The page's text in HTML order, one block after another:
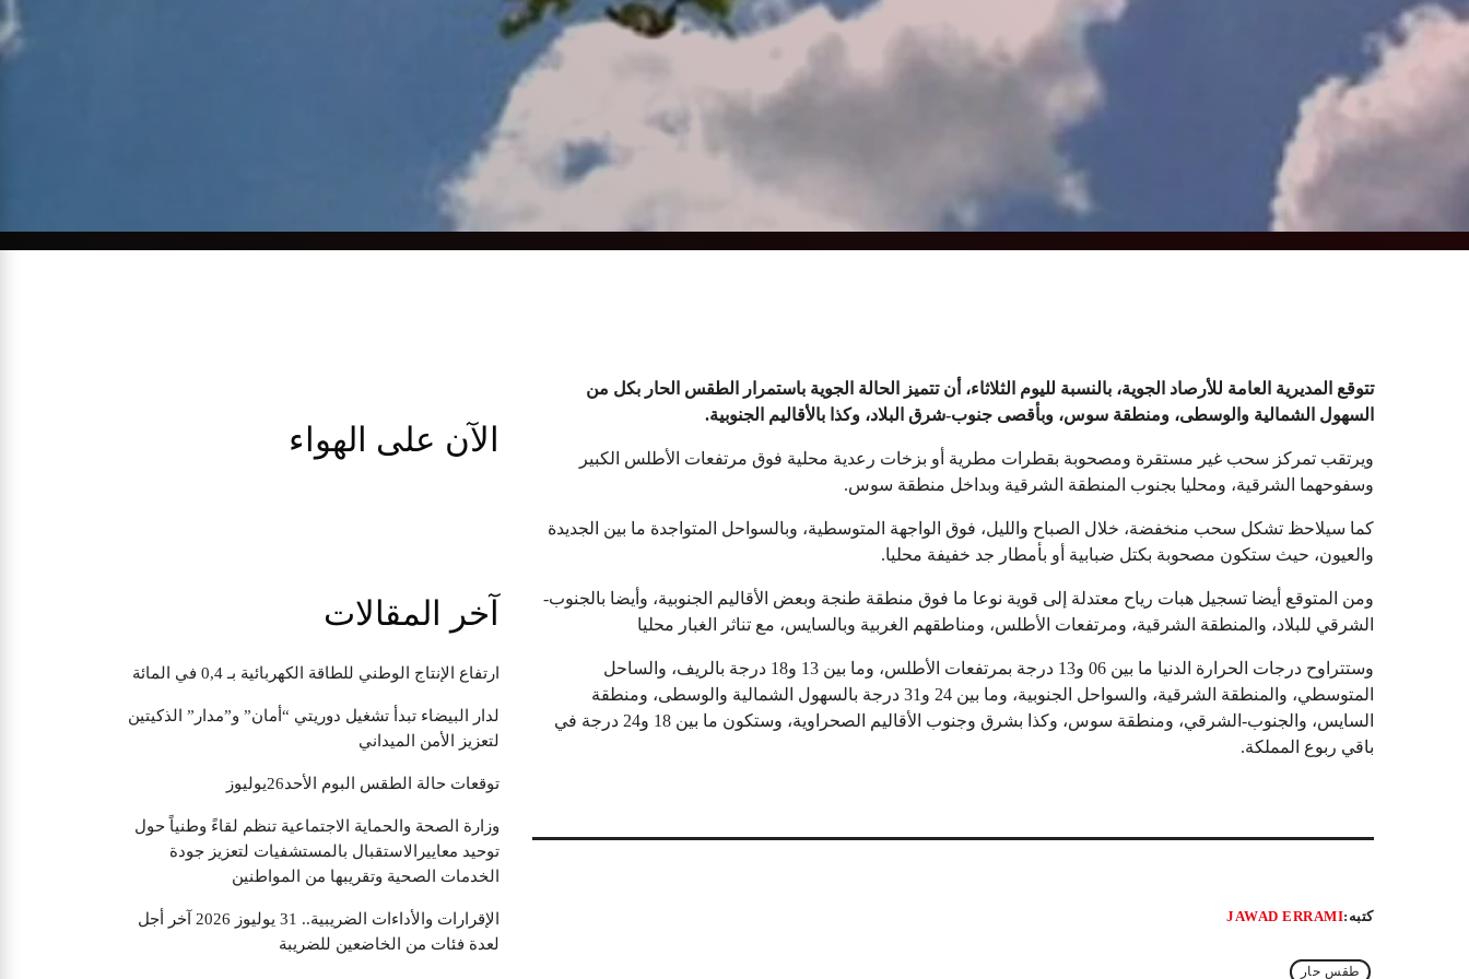
تتوقع المديرية العامة للأرصاد الجوية، بالنسبة لليوم الثلاثاء، أن تتميز الحالة الجوية باستمرار الطقس الحار بكل من
السهول الشمالية والوسطى، ومنطقة سوس، وبأقصى جنوب-شرق البلاد، وكذا بالأقاليم الجنوبية.
ويرتقب تمركز سحب غير مستقرة ومصحوبة بقطرات مطرية أو بزخات رعدية محلية فوق مرتفعات الأطلس الكبير
وسفوحهما الشرقية، ومحليا بجنوب المنطقة الشرقية وبداخل منطقة سوس.
كما سيلاحظ تشكل سحب منخفضة، خلال الصباح والليل، فوق الواجهة المتوسطية، وبالسواحل المتواجدة ما بين الجديدة
والعيون، حيث ستكون مصحوبة بكتل ضبابية أو بأمطار جد خفيفة محليا.
ومن المتوقع أيضا تسجيل هبات رياح معتدلة إلى قوية نوعا ما فوق منطقة طنجة وبعض الأقاليم الجنوبية، وأيضا بالجنوب-
الشرقي للبلاد، والمنطقة الشرقية، ومرتفعات الأطلس، ومناطقهم الغربية وبالسايس، مع تناثر الغبار محليا
وستتراوح درجات الحرارة الدنيا ما بين 06 و13 درجة بمرتفعات الأطلس، وما بين 13 و18 درجة بالريف، والساحل
المتوسطي، والمنطقة الشرقية، والسواحل الجنوبية، وما بين 24 و31 درجة بالسهول الشمالية والوسطى، ومنطقة
السايس، والجنوب-الشرقي، ومنطقة سوس، وكذا بشرق وجنوب الأقاليم الصحراوية، وستكون ما بين 18 و24 درجة في
باقي ربوع المملكة.
كتبه:JAWAD ERRAMI
طقس حار
الآن على الهواء
آخر المقالات
ارتفاع الإنتاج الوطني للطاقة الكهربائية بـ 0,4 في المائة
لدار البيضاء تبدأ تشغيل دوريتي “أمان” و”مدار” الذكيتين
لتعزيز الأمن الميداني
توقعات حالة الطقس البوم الأحد26يوليوز
وزارة الصحة والحماية الاجتماعية تنظم لقاءً وطنياً حول
توحيد معاييرالاستقبال بالمستشفيات لتعزيز جودة
الخدمات الصحية وتقريبها من المواطنين
الإقرارات والأداءات الضريبية.. 31 يوليوز 2026 آخر أجل
لعدة فئات من الخاضعين للضريبة